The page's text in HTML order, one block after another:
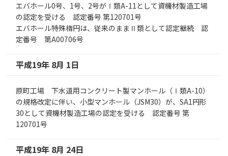
エバホール0号、1号、2号がⅠ類A-11として資機材製造工場
の認定を受ける 認定番号 第120701号
エバホール特殊楕円は、従来のままⅡ類として認定継続 認
定番号 第A00706号
平成19年 8月 1日
原町工場 下水道用コンクリート製マンホール（Ⅰ類A-10）
の規格改定に伴い、小型マンホール（JSM30）が、SA1円形
30として資機材製造工場の認定を受ける 認定番号 第
120701号
平成19年 8月 24日